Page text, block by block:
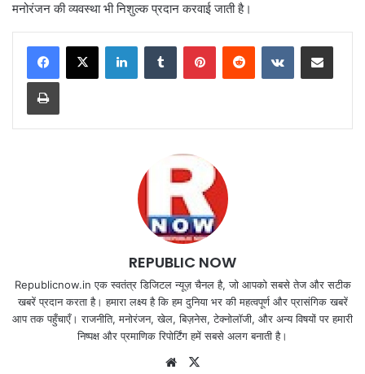
मनोरंजन की व्यवस्था भी निशुल्क प्रदान करवाई जाती है।
LinkedInTumblr PinterestReddit VKontakteShare via Email
Print
REPUBLIC NOW
Republicnow.in एक स्वतंत्र डिजिटल न्यूज़ चैनल है, जो आपको सबसे तेज और सटीक
खबरें प्रदान करता है। हमारा लक्ष्य है कि हम दुनिया भर की महत्वपूर्ण और प्रासंगिक खबरें
आप तक पहुँचाएँ। राजनीति, मनोरंजन, खेल, बिज़नेस, टेक्नोलॉजी, और अन्य विषयों पर हमारी
निष्पक्ष और प्रमाणिक रिपोर्टिंग हमें सबसे अलग बनाती है।
Website